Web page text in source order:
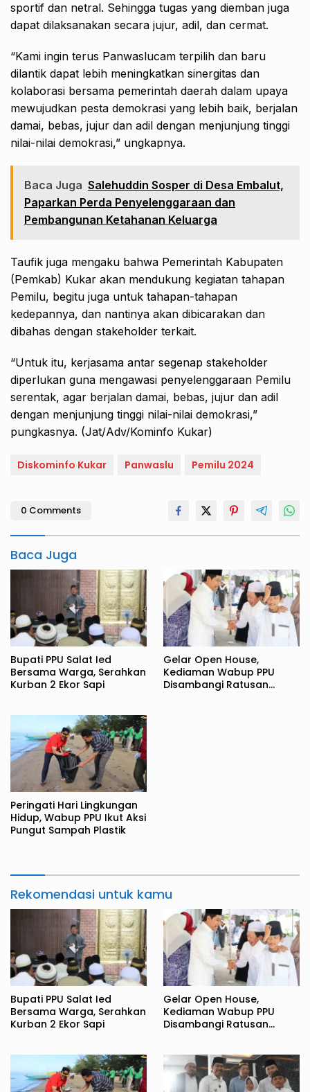
sportif dan netral. Sehingga tugas yang diemban juga
dapat dilaksanakan secara jujur, adil, dan cermat.
“Kami ingin terus Panwaslucam terpilih dan baru
dilantik dapat lebih meningkatkan sinergitas dan
kolaborasi bersama pemerintah daerah dalam upaya
mewujudkan pesta demokrasi yang lebih baik, berjalan
damai, bebas, jujur dan adil dengan menjunjung tinggi
nilai-nilai demokrasi,” ungkapnya.
Baca Juga Salehuddin Sosper di Desa Embalut,
Paparkan Perda Penyelenggaraan dan
Pembangunan Ketahanan Keluarga
Taufik juga mengaku bahwa Pemerintah Kabupaten
(Pemkab) Kukar akan mendukung kegiatan tahapan
Pemilu, begitu juga untuk tahapan-tahapan
kedepannya, dan nantinya akan dibicarakan dan
dibahas dengan stakeholder terkait.
“Untuk itu, kerjasama antar segenap stakeholder
diperlukan guna mengawasi penyelenggaraan Pemilu
serentak, agar berjalan damai, bebas, jujur dan adil
dengan menjunjung tinggi nilai-nilai demokrasi,”
pungkasnya. (Jat/Adv/Kominfo Kukar)
Diskominfo Kukar Panwaslu Pemilu 2024
0 Comments
Baca Juga
Bupati PPU Salat Ied
Bersama Warga, Serahkan
Kurban 2 Ekor Sapi
Gelar Open House,
Kediaman Wabup PPU
Disambangi Ratusan
Peringati Hari Lingkungan
Hidup, Wabup PPU Ikut Aksi
Pungut Sampah Plastik
Rekomendasi untuk kamu
Bupati PPU Salat Ied
Bersama Warga, Serahkan
Kurban 2 Ekor Sapi
Gelar Open House,
Kediaman Wabup PPU
Disambangi Ratusan